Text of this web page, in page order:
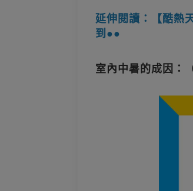
延伸閱讀：【酷熱
到●●
室內中暑的成因：